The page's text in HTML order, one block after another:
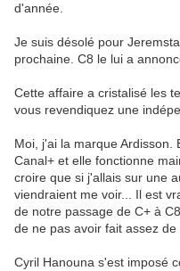
d'année.
Je suis désolé pour
prochaine. C8 le lui a
Cette affaire a cristalisé les
vous revendiquez une
Moi, j'ai la marque
Canal+ et elle fonctionne
croire que si j'allais sur une
viendraient me voir... Il est
de notre passage de C+ à
de ne pas avoir fait assez de
Cyril Hanouna s'est imposé